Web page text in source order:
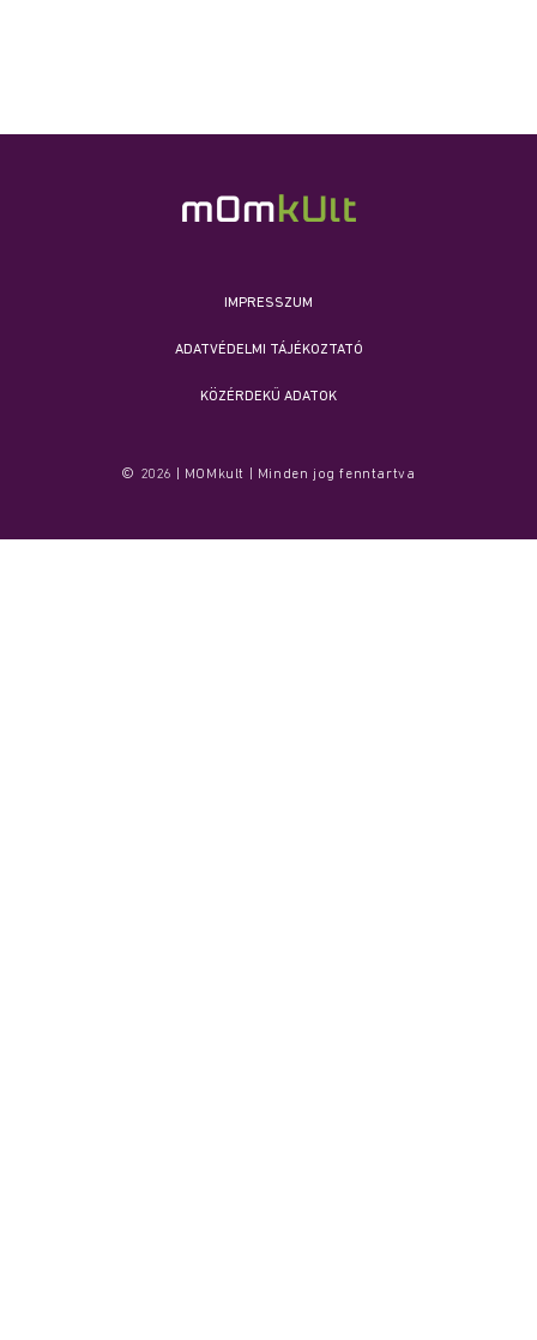
IMPRESSZUM
ADATVÉDELMI TÁJÉKOZTATÓ
KÖZÉRDEKŰ ADATOK
© 2026 | MOMkult | Minden jog fenntartva